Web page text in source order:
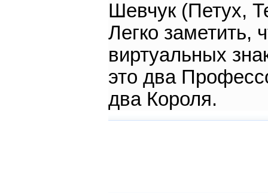
Шевчук (Петух,
Легко заметить,
виртуальных
это два
два Короля.